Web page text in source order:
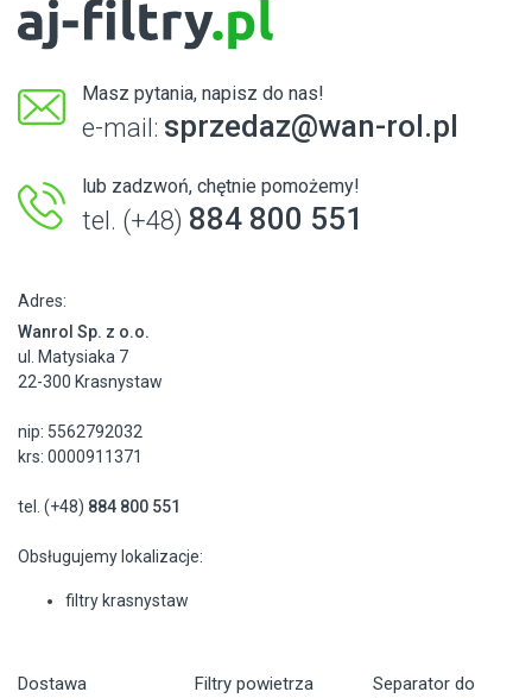
Masz pytania, napisz do nas!
e-mail: sprzedaz@wan-rol.pl
lub zadzwoń, chętnie pomożemy!
tel. (+48) 884 800 551
Adres:
Wanrol Sp. z o.o.
ul. Matysiaka 7
22-300 Krasnystaw
nip: 5562792032
krs: 0000911371
tel. (+48) 884 800 551
Obsługujemy lokalizacje:
filtry krasnystaw
Dostawa Filtry powietrza
Separator do